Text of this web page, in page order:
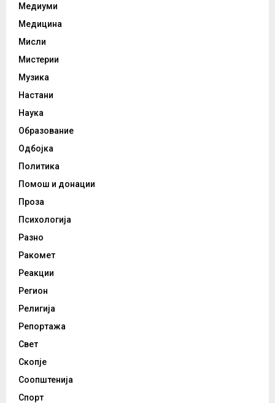
Медиуми
Медицина
Мисли
Мистерии
Музика
Настани
Наука
Образование
Одбојка
Политика
Помош и донации
Проза
Психологија
Разно
Ракомет
Реакции
Регион
Религија
Репортажа
Свет
Скопје
Соопштенија
Спорт